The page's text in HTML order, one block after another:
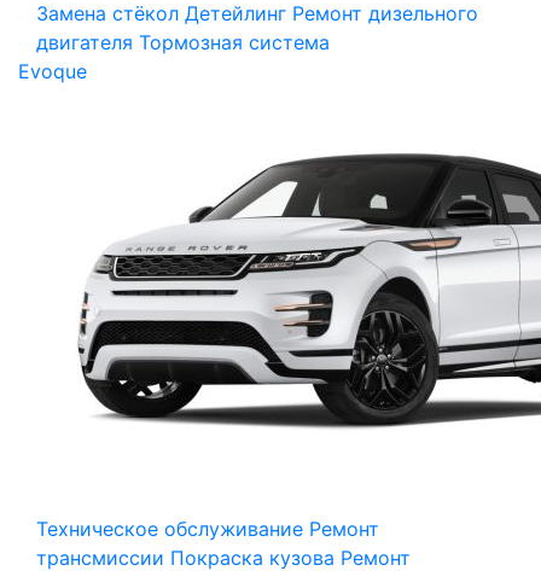
Замена стёкол Детейлинг Ремонт дизельного
двигателя Тормозная система
Evoque
Техническое обслуживание Ремонт
трансмиссии Покраска кузова Ремонт